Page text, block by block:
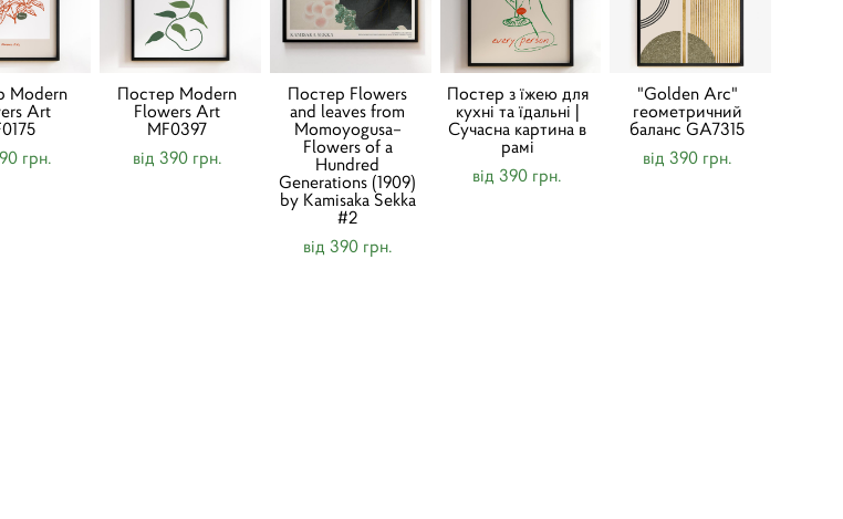
Modern
Art
грн.
Постер Modern
Flowers Art
MF0397
від 390 грн.
Постер Flowers
and leaves from
Momoyogusa–
Flowers of a
Hundred
Generations (1909)
by Kamisaka Sekka
#2
від 390 грн.
Постер з їжею для
кухні та їдальні |
Cучасна картина в
рамі
від 390 грн.
"Golden Arc"
геометричний
баланс GA7315
від 390 грн.